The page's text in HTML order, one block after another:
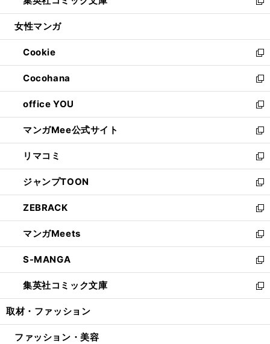
開
ウ
開
く
ン
ウ
で
開
く
い
ウ
ン
ド
ウ
で
開
く
新
し
ウ
ィ
ン
ド
ウ
で
開
く
女性マンガ
Cookie
新
し
い
ウ
ィ
ン
ド
ウ
で
開
く
Cocohana
新
し
い
ウ
ィ
ン
ド
ウ
で
開
く
office YOU
新
し
い
ウ
ィ
ン
ド
ウ
で
開
く
マンガMee公式サイト
新
し
い
ウ
ィ
ン
ド
ウ
で
開
く
リマコミ
新
し
い
ウ
ィ
ン
ド
ウ
で
開
く
ジャンプTOON
新
し
い
ウ
ィ
ン
ド
ウ
で
開
ZEBRACK
新
し
い
ウ
ィ
ン
ド
ウ
開
マンガMeets
新
し
い
ウ
ィ
ン
ウ
S-MANGA
新
し
い
ウ
ン
集英社コミック文庫
新
し
ウ
取材・ファッション
ファッション・美容